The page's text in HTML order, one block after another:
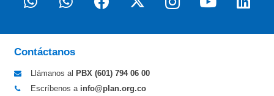
Contáctanos
Llámanos al PBX (601) 794 06 00
Escríbenos a info@plan.org.co